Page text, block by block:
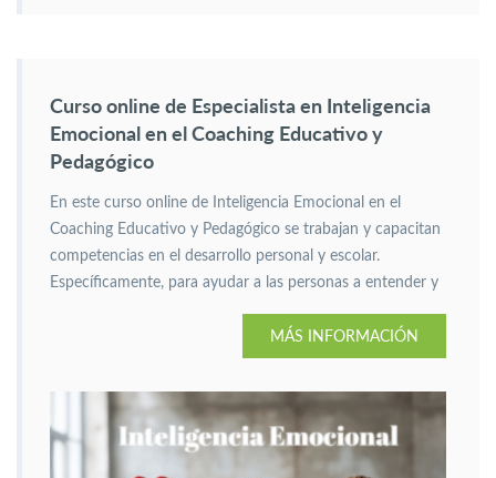
Curso online de Especialista en Inteligencia
Emocional en el Coaching Educativo y
Pedagógico
En este curso online de Inteligencia Emocional en el
Coaching Educativo y Pedagógico se trabajan y capacitan
competencias en el desarrollo personal y escolar.
Específicamente, para ayudar a las personas a entender y
MÁS INFORMACIÓN